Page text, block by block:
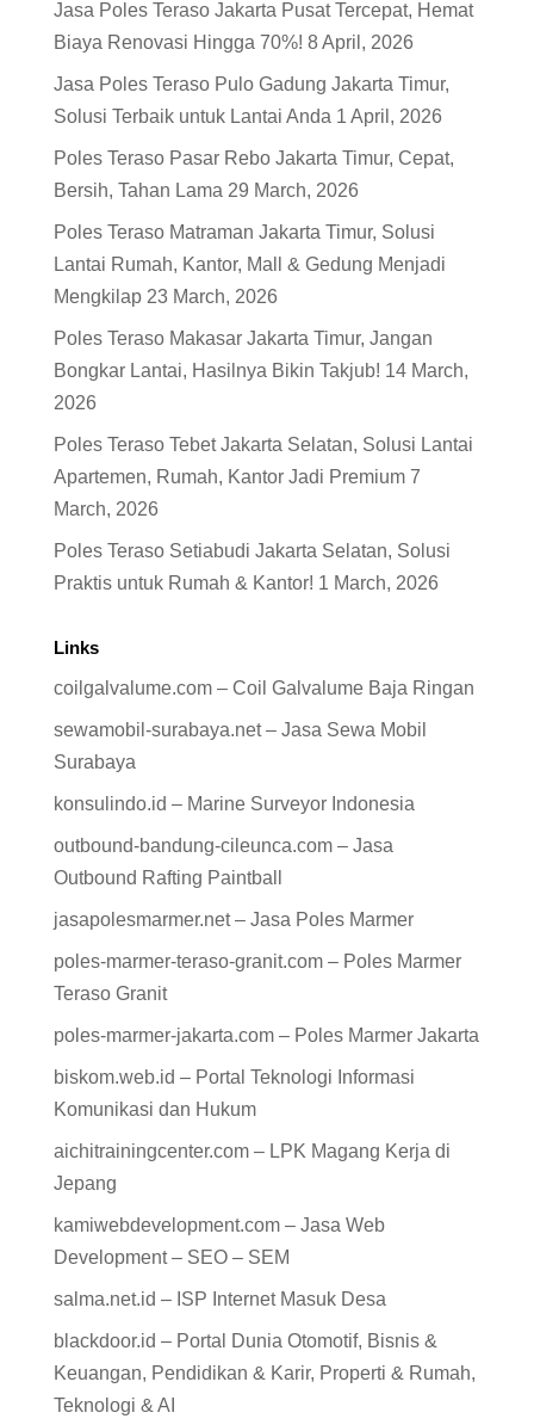
Jasa Poles Teraso Jakarta Pusat Tercepat, Hemat
Biaya Renovasi Hingga 70%! 8 April, 2026
Jasa Poles Teraso Pulo Gadung Jakarta Timur,
Solusi Terbaik untuk Lantai Anda 1 April, 2026
Poles Teraso Pasar Rebo Jakarta Timur, Cepat,
Bersih, Tahan Lama 29 March, 2026
Poles Teraso Matraman Jakarta Timur, Solusi
Lantai Rumah, Kantor, Mall & Gedung Menjadi
Mengkilap 23 March, 2026
Poles Teraso Makasar Jakarta Timur, Jangan
Bongkar Lantai, Hasilnya Bikin Takjub! 14 March,
2026
Poles Teraso Tebet Jakarta Selatan, Solusi Lantai
Apartemen, Rumah, Kantor Jadi Premium 7
March, 2026
Poles Teraso Setiabudi Jakarta Selatan, Solusi
Praktis untuk Rumah & Kantor! 1 March, 2026
Links
coilgalvalume.com – Coil Galvalume Baja Ringan
sewamobil-surabaya.net – Jasa Sewa Mobil
Surabaya
konsulindo.id – Marine Surveyor Indonesia
outbound-bandung-cileunca.com – Jasa
Outbound Rafting Paintball
jasapolesmarmer.net – Jasa Poles Marmer
poles-marmer-teraso-granit.com – Poles Marmer
Teraso Granit
poles-marmer-jakarta.com – Poles Marmer Jakarta
biskom.web.id – Portal Teknologi Informasi
Komunikasi dan Hukum
aichitrainingcenter.com – LPK Magang Kerja di
Jepang
kamiwebdevelopment.com – Jasa Web
Development – SEO – SEM
salma.net.id – ISP Internet Masuk Desa
blackdoor.id – Portal Dunia Otomotif, Bisnis &
Keuangan, Pendidikan & Karir, Properti & Rumah,
Teknologi & AI